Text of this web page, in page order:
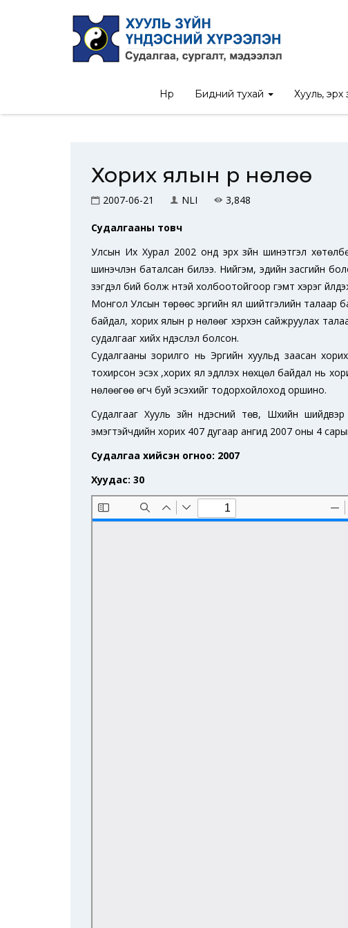
Нүүр Бидний тухай Хууль, эрх
Нүүр /
Хорих ялын үр нөлөө
2007-06-21 NLI 3,848
Судалгааны товч
Улсын Их Хурал 2002 онд эрх зүйн шинэтгэл
шинэчлэн баталсан билээ. Нийгэм, эдийн засгийн
үзэгдэл бий болж үүнтэй холбоотойгоор гэмт хэрэг
Монгол Улсын төрөөс эрүүгийн ял шийтгэлийн талаар
байдал, хорих ялын үр нөлөөг хэрхэн сайжруулах
судалгааг хийх үндэслэл болсон.
Судалгааны зорилго нь Эрүүгийн хуульд заасан
тохирсон эсэх ,хорих ял эдлүүлэх нөхцөл байдал нь
нөлөөгөө өгч буй эсэхийг тодорхойлоход оршино.
Судалгааг Хууль зүйн үндэсний төв, Шүүхийн
эмэгтэйчүүдийн хорих 407 дугаар ангид 2007 оны 4
Судалгаа хийсэн огноо: 2007
Хуудас: 30